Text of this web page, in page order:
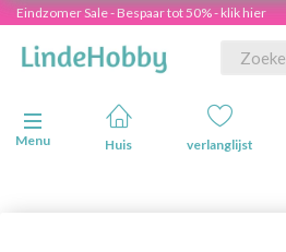
Eindzomer Sale - Bespaar tot 50% - klik hier
Navigatie in-/uitschakelen
Menu
Huis verlanglijst